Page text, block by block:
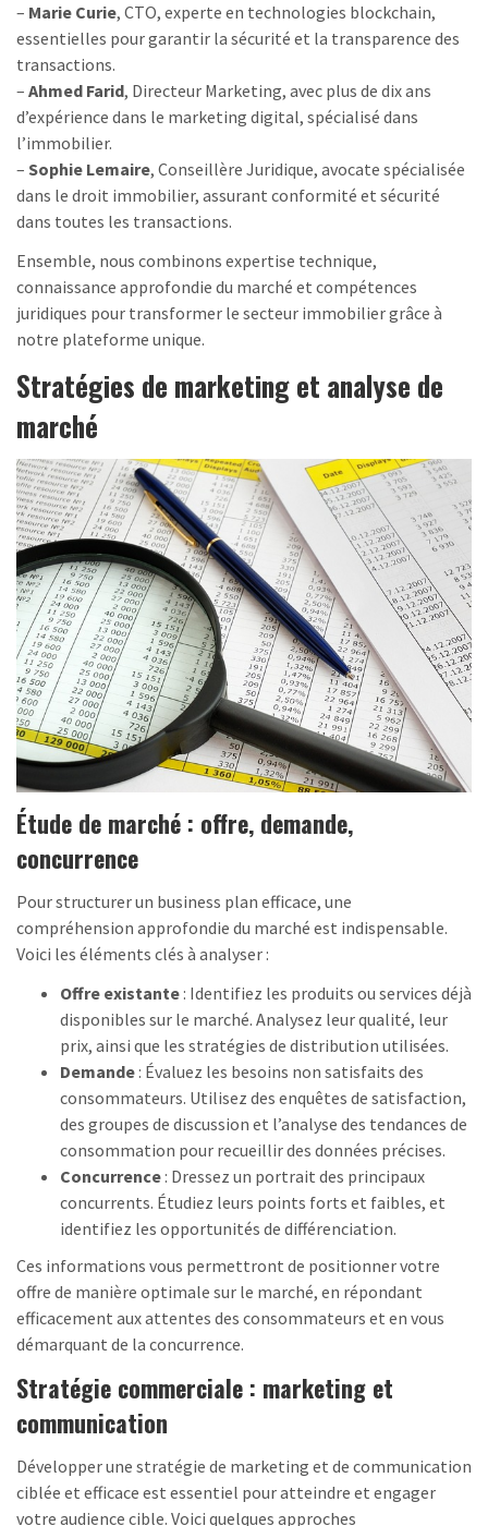
– Marie Curie, CTO, experte en technologies blockchain,
essentielles pour garantir la sécurité et la transparence des
transactions.
– Ahmed Farid, Directeur Marketing, avec plus de dix ans
d’expérience dans le marketing digital, spécialisé dans
l’immobilier.
– Sophie Lemaire, Conseillère Juridique, avocate spécialisée
dans le droit immobilier, assurant conformité et sécurité
dans toutes les transactions.
Ensemble, nous combinons expertise technique,
connaissance approfondie du marché et compétences
juridiques pour transformer le secteur immobilier grâce à
notre plateforme unique.
Stratégies de marketing et analyse de
marché
Étude de marché : offre, demande,
concurrence
Pour structurer un business plan efficace, une
compréhension approfondie du marché est indispensable.
Voici les éléments clés à analyser :
Offre existante : Identifiez les produits ou services déjà
disponibles sur le marché. Analysez leur qualité, leur
prix, ainsi que les stratégies de distribution utilisées.
Demande : Évaluez les besoins non satisfaits des
consommateurs. Utilisez des enquêtes de satisfaction,
des groupes de discussion et l’analyse des tendances de
consommation pour recueillir des données précises.
Concurrence : Dressez un portrait des principaux
concurrents. Étudiez leurs points forts et faibles, et
identifiez les opportunités de différenciation.
Ces informations vous permettront de positionner votre
offre de manière optimale sur le marché, en répondant
efficacement aux attentes des consommateurs et en vous
démarquant de la concurrence.
Stratégie commerciale : marketing et
communication
Développer une stratégie de marketing et de communication
ciblée et efficace est essentiel pour atteindre et engager
votre audience cible. Voici quelques approches